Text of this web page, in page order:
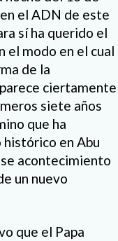
el ADN de este
sí ha querido el
el modo en el cual
de la
ciertamente
siete años
que ha
histórico en Abu
acontecimiento
un nuevo
que el Papa